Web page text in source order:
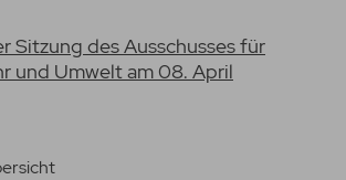
Sitzung des Ausschusses für
und Umwelt am 08. April